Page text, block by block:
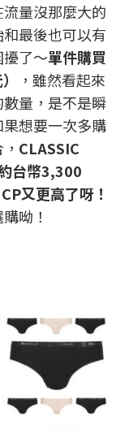
量沒那麼大的
最後也可以有
了～單件購買
，雖然看起來
量，是不是瞬
想要一次多購
CLASSIC
台幣3,300
又更高了呀！
呦！